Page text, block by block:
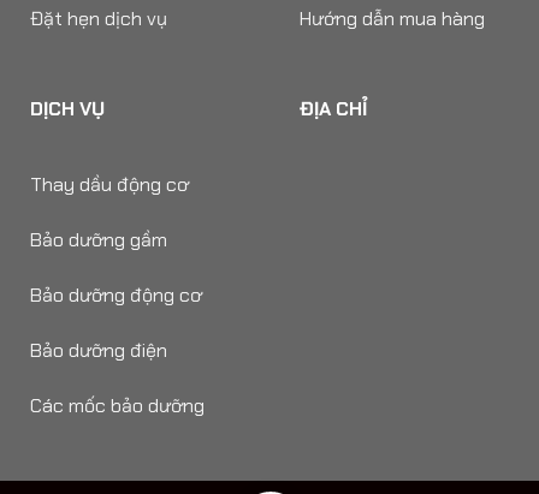
Đặt hẹn dịch vụ Hướng dẫn mua hàng
DỊCH VỤ
Thay dầu động cơ
Bảo dưỡng gầm
Bảo dưỡng động cơ
Bảo dưỡng điện
Các mốc bảo dưỡng
ĐỊA CHỈ